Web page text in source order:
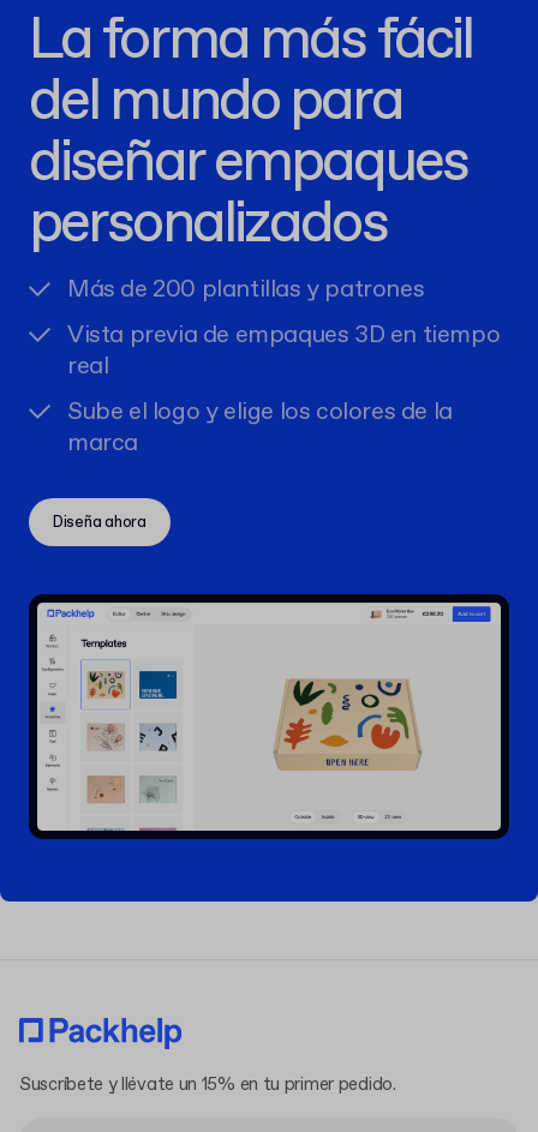
La forma más fácil
del mundo para
diseñar empaques
personalizados
Más de 200 plantillas y patrones
Vista previa de empaques 3D en tiempo
real
Sube el logo y elige los colores de la
marca
Diseña ahora
Suscríbete y llévate un 15% en tu primer pedido.